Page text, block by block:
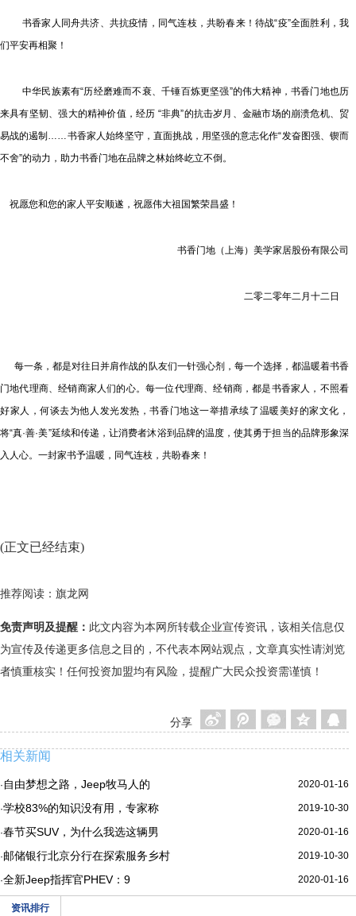
书香家人同舟共济、共抗疫情，同气连枝，共盼春来！待战“疫”全⾯胜利，我
们平安再相聚！
中华民族素有“历经磨难而不衰、千锤百炼更坚强”的伟大精神，书香门地也历
来具有坚韧、强大的精神价值，经历 “非典”的抗击岁月、金融市场的崩溃危机、贸
易战的遏制……书香家人始终坚守，直面挑战，用坚强的意志化作“发奋图强、锲而
不舍”的动力，助力书香门地在品牌之林始终屹立不倒。
祝愿您和您的家人平安顺遂，祝愿伟大祖国繁荣昌盛！
书香门地（上海）美学家居股份有限公司
二零二零年二月十二日
每一条，都是对往日并肩作战的队友们一针强心剂，每一个选择，都温暖着书香
门地代理商、经销商家人们的心。每一位代理商、经销商，都是书香家人，不照看
好家人，何谈去为他人发光发热，书香门地这一举措承续了温暖美好的家文化，
将“真·善·美”延续和传递，让消费者沐浴到品牌的温度，使其勇于担当的品牌形象深
入人心。一封家书予温暖，同气连枝，共盼春来！
(正文已经结束)
推荐阅读： 旗龙网
免责声明及提醒： 此文内容为本网所转载企业宣传资讯，该相关信息仅
为宣传及传递更多信息之目的，不代表本网站观点，文章真实性请浏览
者慎重核实！任何投资加盟均有风险，提醒广大民众投资需谨慎！
分享
相关新闻
2020-01-16
· 自由梦想之路，Jeep牧马人的
2019-10-30
·学校83%的知识没有用，专家称
2020-01-16
·春节买SUV，为什么我选这辆男
2019-10-30
·邮储银行北京分行在探索服务乡村
2020-01-16
·全新Jeep指挥官PHEV：9
资讯排行